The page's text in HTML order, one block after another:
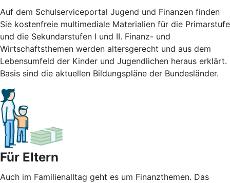
Auf dem Schulserviceportal Jugend und Finanzen finden
Sie kostenfreie multimediale Materialien für die Primarstufe
und die Sekundarstufen I und II. Finanz- und
Wirtschaftsthemen werden altersgerecht und aus dem
Lebensumfeld der Kinder und Jugendlichen heraus erklärt.
Basis sind die aktuellen Bildungspläne der Bundesländer.
Für Eltern
Auch im Familienalltag geht es um Finanzthemen. Das